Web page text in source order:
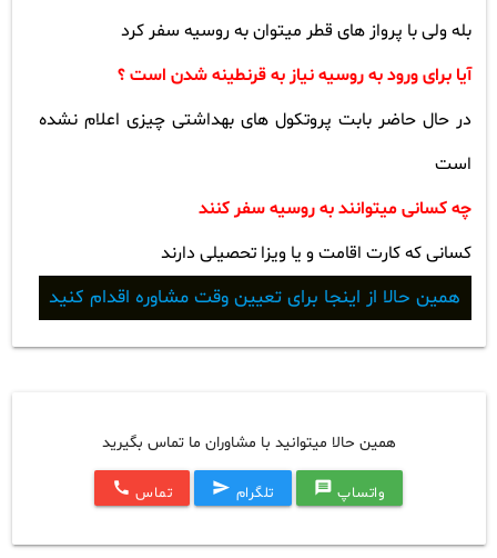
بله ولی با پرواز های قطر میتوان به روسیه سفر کرد
آیا برای ورود به روسیه نیاز به قرنطینه شدن است ؟
در حال حاضر بابت پروتکول های بهداشتی چیزی اعلام نشده
است
چه کسانی میتوانند به روسیه سفر کنند
کسانی که کارت اقامت و یا ویزا تحصیلی دارند
همین حالا از اینجا برای تعیین وقت مشاوره اقدام کنید
همین حالا میتوانید با مشاوران ما تماس بگیرید
واتساپ message تلگرام send تماس call